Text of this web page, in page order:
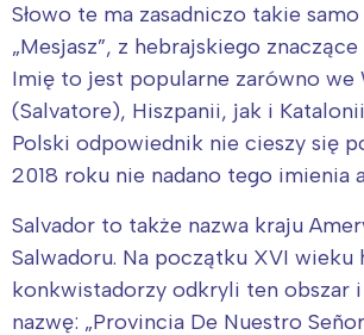
Słowo te ma zasadniczo takie
„Mesjasz”, z hebrajskiego znaczące
Imię to jest popularne zarówno we
(Salvatore), Hiszpanii, jak i
Polski odpowiednik nie cieszy się
2018 roku nie nadano tego imienia
Salvador to także nazwa kraju
Salwadoru. Na początku XVI wieku
konkwistadorzy odkryli ten obszar
nazwę: „Provincia De Nuestro